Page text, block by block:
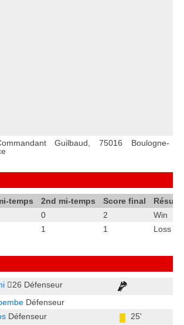
Guilbaud, 75016 Boulogne-
temps 2nd mi-temps Score final
0 2
Win
1 1 Loss
26 Défenseur
Défenseur
Défenseur
25'